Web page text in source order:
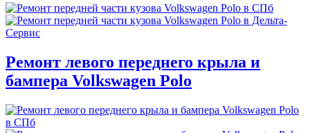
Ремонт левого переднего крыла и
бампера Volkswagen Polo